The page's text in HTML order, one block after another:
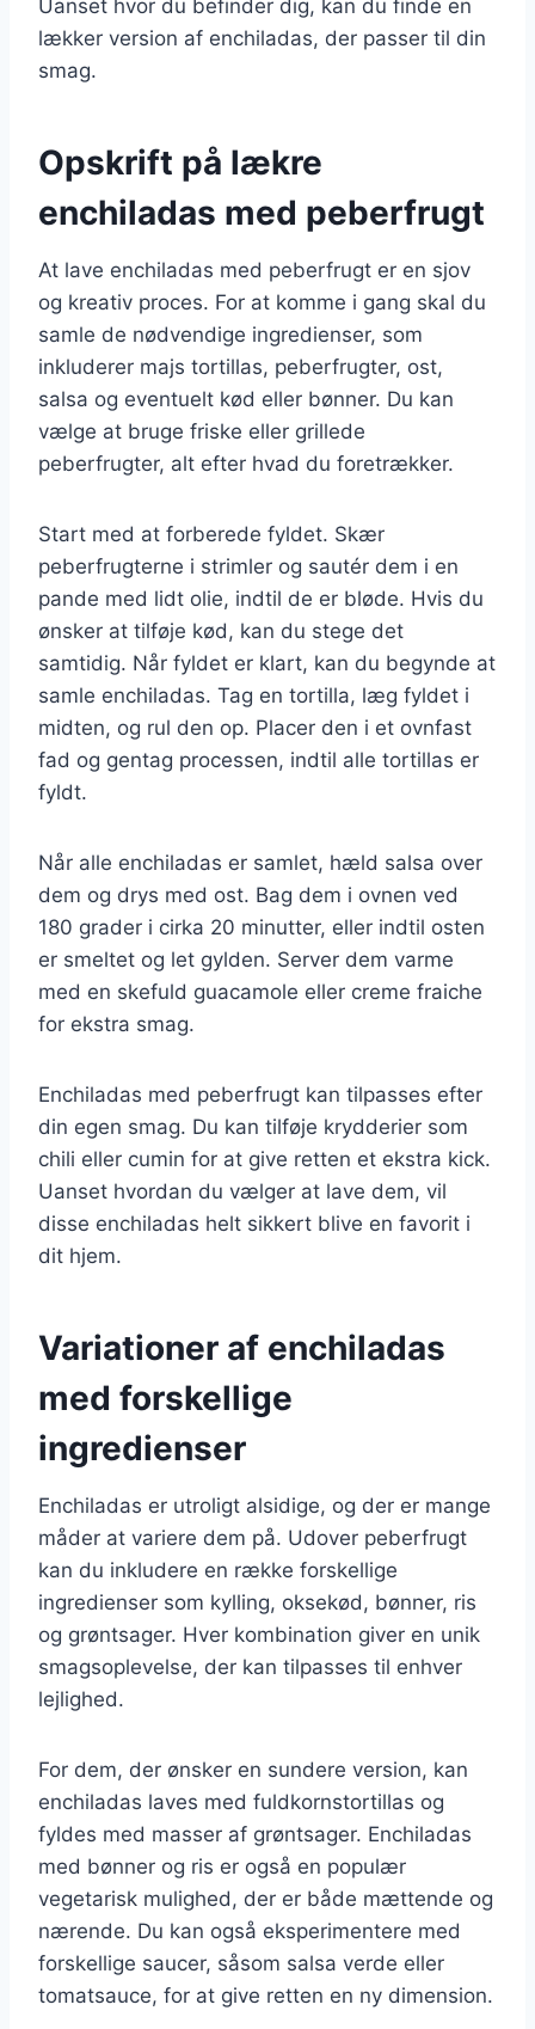
Uanset hvor du befinder dig, kan du finde en
lækker version af enchiladas, der passer til din
smag.
Opskrift på lækre
enchiladas med peberfrugt
At lave enchiladas med peberfrugt er en sjov
og kreativ proces. For at komme i gang skal du
samle de nødvendige ingredienser, som
inkluderer majs tortillas, peberfrugter, ost,
salsa og eventuelt kød eller bønner. Du kan
vælge at bruge friske eller grillede
peberfrugter, alt efter hvad du foretrækker.
Start med at forberede fyldet. Skær
peberfrugterne i strimler og sautér dem i en
pande med lidt olie, indtil de er bløde. Hvis du
ønsker at tilføje kød, kan du stege det
samtidig. Når fyldet er klart, kan du begynde at
samle enchiladas. Tag en tortilla, læg fyldet i
midten, og rul den op. Placer den i et ovnfast
fad og gentag processen, indtil alle tortillas er
fyldt.
Når alle enchiladas er samlet, hæld salsa over
dem og drys med ost. Bag dem i ovnen ved
180 grader i cirka 20 minutter, eller indtil osten
er smeltet og let gylden. Server dem varme
med en skefuld guacamole eller creme fraiche
for ekstra smag.
Enchiladas med peberfrugt kan tilpasses efter
din egen smag. Du kan tilføje krydderier som
chili eller cumin for at give retten et ekstra kick.
Uanset hvordan du vælger at lave dem, vil
disse enchiladas helt sikkert blive en favorit i
dit hjem.
Variationer af enchiladas
med forskellige
ingredienser
Enchiladas er utroligt alsidige, og der er mange
måder at variere dem på. Udover peberfrugt
kan du inkludere en række forskellige
ingredienser som kylling, oksekød, bønner, ris
og grøntsager. Hver kombination giver en unik
smagsoplevelse, der kan tilpasses til enhver
lejlighed.
For dem, der ønsker en sundere version, kan
enchiladas laves med fuldkornstortillas og
fyldes med masser af grøntsager. Enchiladas
med bønner og ris er også en populær
vegetarisk mulighed, der er både mættende og
nærende. Du kan også eksperimentere med
forskellige saucer, såsom salsa verde eller
tomatsauce, for at give retten en ny dimension.